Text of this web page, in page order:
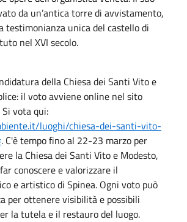
da un’antica torre di avvistamento,
testimonianza unica del castello di
nel XVI secolo.
della Chiesa dei Santi Vito e
il voto avviene online nel sito
vota qui:
luoghi/chiesa-dei-santi-vito-
. C'è tempo fino al 22-23 marzo per
la Chiesa dei Santi Vito e Modesto,
conoscere e valorizzare il
e artistico di Spinea. Ogni voto può
per ottenere visibilità e possibili
la tutela e il restauro del luogo.